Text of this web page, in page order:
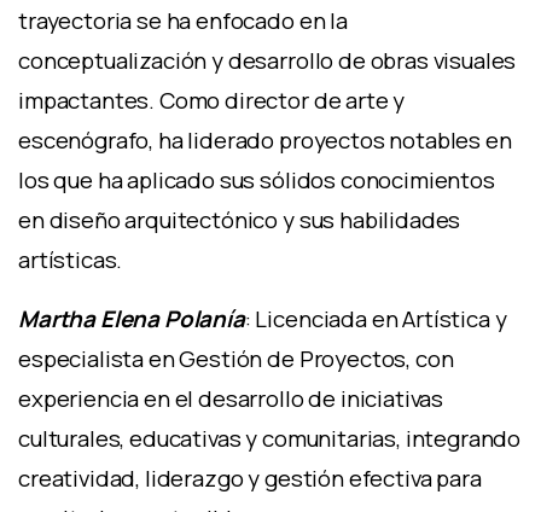
trayectoria se ha enfocado en la
conceptualización y desarrollo de obras visuales
impactantes. Como director de arte y
escenógrafo, ha liderado proyectos notables en
los que ha aplicado sus sólidos conocimientos
en diseño arquitectónico y sus habilidades
artísticas.
Martha Elena Polanía: Licenciada en Artística y
especialista en Gestión de Proyectos, con
experiencia en el desarrollo de iniciativas
culturales, educativas y comunitarias, integrando
creatividad, liderazgo y gestión efectiva para